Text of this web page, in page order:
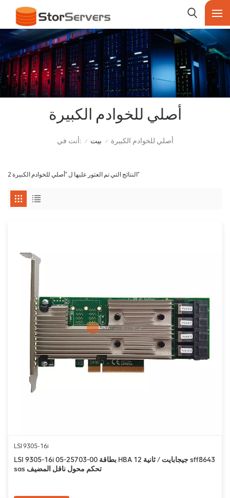
أصلي للخوادم الكبيرة
أنت في: / بيت / أصلي للخوادم الكبيرة
2 النتائج التي تم العثور عليها ل "أصلي للخوادم الكبيرة"
LSI 9305-16i
LSI 9305-16i 05-25703-00 بطاقة HBA 12 جيجابايت / ثانية sff8643
sas تحكم محول ناقل المضيف